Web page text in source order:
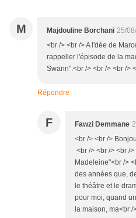
M Majdouline Borchani 25/
<br /> <br /> A l'dée de
rappeller l'épisode de la
Swann".<br /> <br /> <br />
Répondre
F Fawzi Demmane
<br /> <br />
<br /> <br /> <br /
Madeleine"<br />
des années que,
le théâtre et le
pour moi, quand
la maison, ma<br